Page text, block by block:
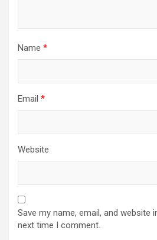
Name *
Email *
Website
Save my name, email, and website
next time I comment.